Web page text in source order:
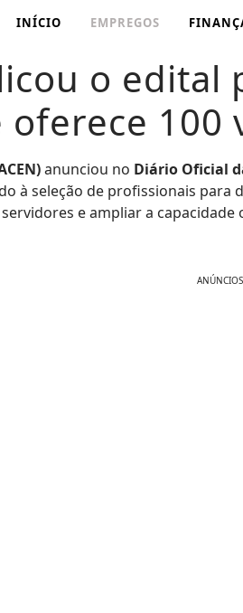
INÍCIO EMPREGOS
o edital
100
anunciou no Diário Oficial
à seleção de profissionais para
e ampliar a
ANÚNCIOS